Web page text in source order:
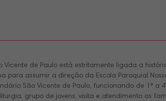
de Paulo está estritamente ligada a
assumir a direção da Escola Paroquial
São Vicente de Paulo, funcionando de 1ª a
grupo de jovens, visita e atendimento as